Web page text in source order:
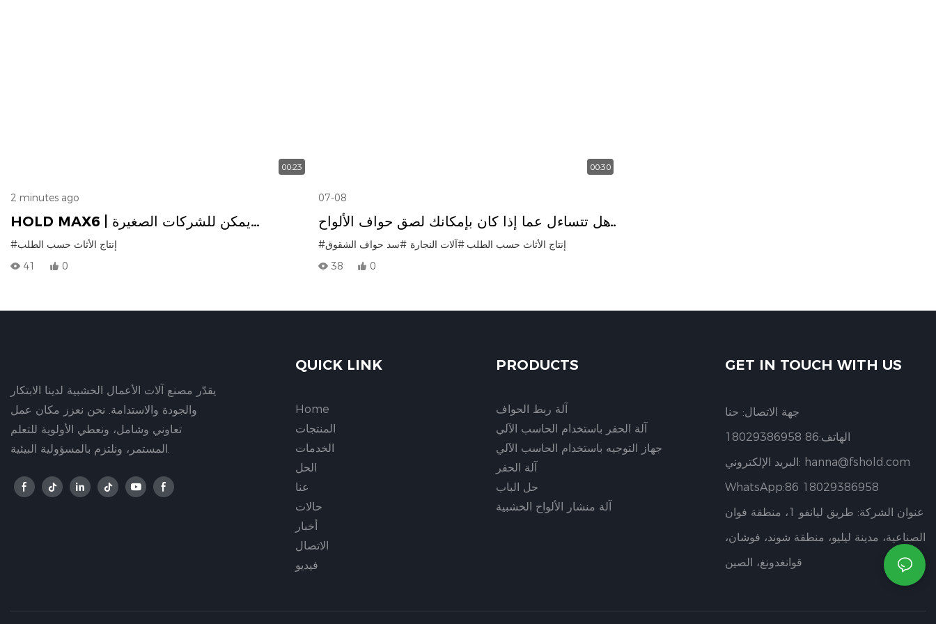
00:23
2 minutes ago
HOLD MAX6 | يمكن للشركات الصغيرة
والمتوسطة أيضًا الوصول إلى خط إنتاج MAX6
المتميز
#إنتاج الأثاث حسب الطلب
41
0
00:30
07-08
هل تتساءل عما إذا كان بإمكانك لصق حواف الألواح
ذات الشقوق؟ اطلع على آلة لصق الحواف HOLD#إنتاج الأثاث حسب الطلب #آلات النجارة #سد حواف الشقوق
38
0
يقدّر مصنع آلات الأعمال الخشبية لدينا الابتكار
والجودة والاستدامة. نحن نعزز مكان عمل
تعاوني وشامل، ونعطي الأولوية للتعلم
المستمر، ونلتزم بالمسؤولية البيئية.
QUICK LINK
Home
المنتجات
الخدمات
الحل
عنا
حالات
أخبار
الاتصال
فيديو
PRODUCTS
آلة ربط الحواف
آلة الحفر باستخدام الحاسب الآلي
جهاز التوجيه باستخدام الحاسب الآلي
آلة الحفر
حل الباب
آلة منشار الألواح الخشبية
GET IN TOUCH WITH US
جهة الاتصال: حنا
الهاتف:86 18029386958
البريد الإلكتروني: hanna@fshold.com
WhatsApp:86 18029386958
عنوان الشركة: طريق ليانفو 1، منطقة فوان
الصناعية، مدينة ليليو، منطقة شوند، فوشان،
قوانغدونغ، الصين